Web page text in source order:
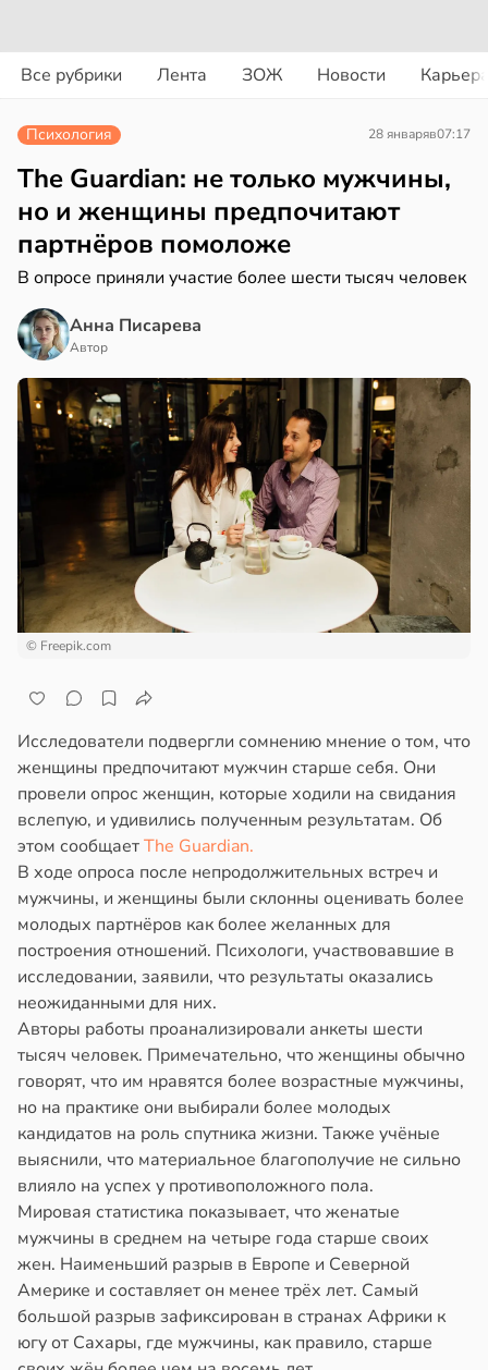
Все рубрики Лента ЗОЖ Новости
в13:55
21:42
в20:58
Психология 28 январяв07:17
The Guardian: не только мужчины,
но и женщины предпочитают
партнёров помоложе
В опросе приняли участие более шести тысяч человек
Анна Писарева
Автор
© Freepik.com
Исследователи подвергли сомнению мнение о том, что
женщины предпочитают мужчин старше себя. Они
провели опрос женщин, которые ходили на свидания
вслепую, и удивились полученным результатам. Об
этом сообщаетThe Guardian.
В ходе опроса после непродолжительных встреч и
мужчины, и женщины были склонны оценивать более
молодых партнёров как более желанных для
построения отношений. Психологи, участвовавшие в
исследовании, заявили, что результаты оказались
неожиданными для них.
Авторы работы проанализировали анкеты шести
тысяч человек. Примечательно, что женщины обычно
говорят, что им нравятся более возрастные мужчины,
но на практике они выбирали более молодых
кандидатов на роль спутника жизни. Также учёные
выяснили, что материальное благополучие не сильно
влияло на успех у противоположного пола.
Мировая статистика показывает, что женатые
мужчины в среднем на четыре года старше своих
жен. Наименьший разрыв в Европе и Северной
Америке и составляет он менее трёх лет. Самый
большой разрыв зафиксирован в странах Африки к
югу от Сахары, где мужчины, как правило, старше
16:23